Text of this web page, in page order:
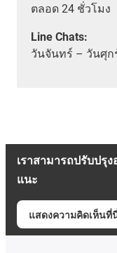
ตลอด 24 ชั่วโมง
Line Chats:
วันจันทร์ – วันศุก
เราสามารถปรับปรุ
แนะ
แสดงความคิดเห็นที่